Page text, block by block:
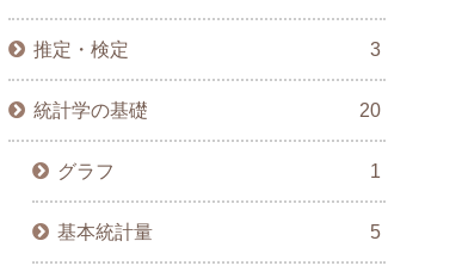
推定・検定 3
統計学の基礎 20
グラフ 1
基本統計量 5